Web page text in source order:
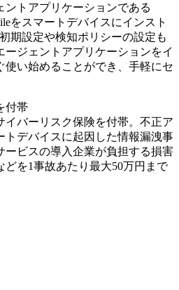
トアプリケーションである
をスマートデバイスにインスト
期設定や検知ポリシーの設定も
ジェントアプリケーションをイ
使い始めることができ、手軽にセ
付帯
イバーリスク保険を付帯。不正ア
トデバイスに起因した情報漏洩事
ービスの導入企業が負担する損害
どを1事故あたり最大50万円まで